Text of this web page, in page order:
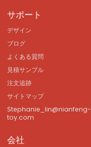
サポート
デザイン
ブログ
よくある質問
見積サンプル
注文追跡
サイトマップ
Stephanie_lin@nianfeng-
toy.com
会社